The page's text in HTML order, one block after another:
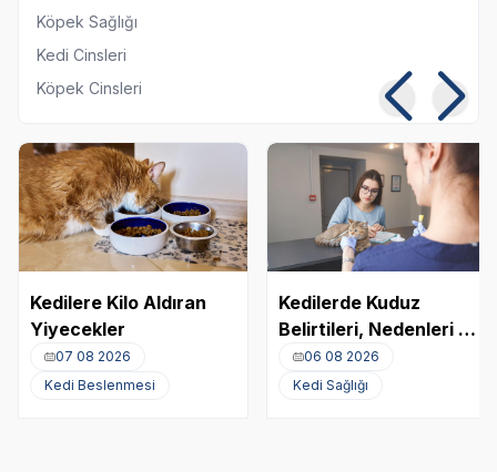
Köpek Sağlığı
Kedi Cinsleri
Köpek Cinsleri
Kedilere Kilo Aldıran
Yiyecekler
07 08 2026
Kedi Beslenmesi
Kedilerde Kuduz
Belirtileri, Nedenleri ve
Tedavi Yöntemleri
06 08 2026
Kedi Sağlığı